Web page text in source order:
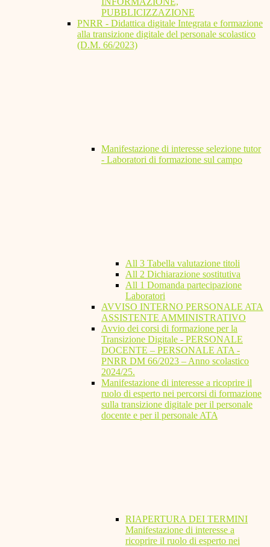
PUBBLICIZZAZIONE
PNRR - Didattica digitale Integrata e formazione
alla transizione digitale del personale scolastico
(D.M. 66/2023)
Manifestazione di interesse selezione tutor
- Laboratori di formazione sul campo
All 3 Tabella valutazione titoli
All 2 Dichiarazione sostitutiva
All 1 Domanda partecipazione
Laboratori
AVVISO INTERNO PERSONALE ATA
ASSISTENTE AMMINISTRATIVO
Avvio dei corsi di formazione per la
Transizione Digitale - PERSONALE
DOCENTE – PERSONALE ATA -
PNRR DM 66/2023 – Anno scolastico
2024/25.
Manifestazione di interesse a ricoprire il
ruolo di esperto nei percorsi di formazione
sulla transizione digitale per il personale
docente e per il personale ATA
RIAPERTURA DEI TERMINI
Manifestazione di interesse a
ricoprire il ruolo di esperto nei